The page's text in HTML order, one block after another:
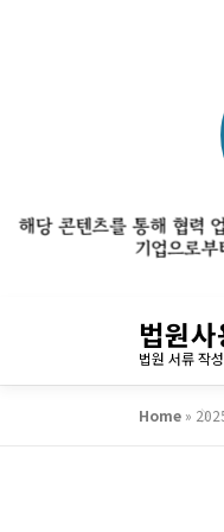
로
법원
법원 서류 작
Home »